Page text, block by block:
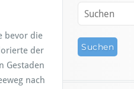
bevor die
der
Gestaden
nach